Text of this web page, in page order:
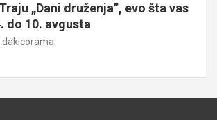
„Dani druženja”, evo šta vas
do 10. avgusta
dakicorama